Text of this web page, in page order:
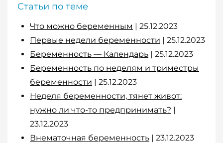
Статьи по теме
Что можно беременным | 25.12.2023
Первые недели беременности | 25.12.2023
Беременность — Календарь | 25.12.2023
Беременность по неделям и триместры
беременности | 25.12.2023
Неделя беременности, тянет живот:
нужно ли что-то предпринимать? |
23.12.2023
Внематочная беременность | 23.12.2023